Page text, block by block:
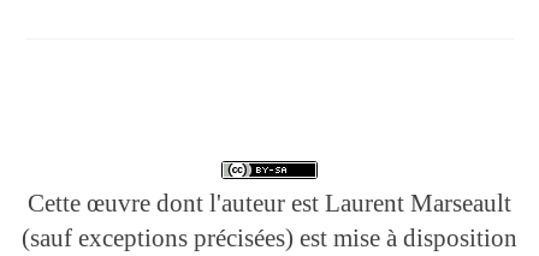
Cette œuvre dont l'auteur est Laurent Marseault
(sauf exceptions précisées) est mise à disposition